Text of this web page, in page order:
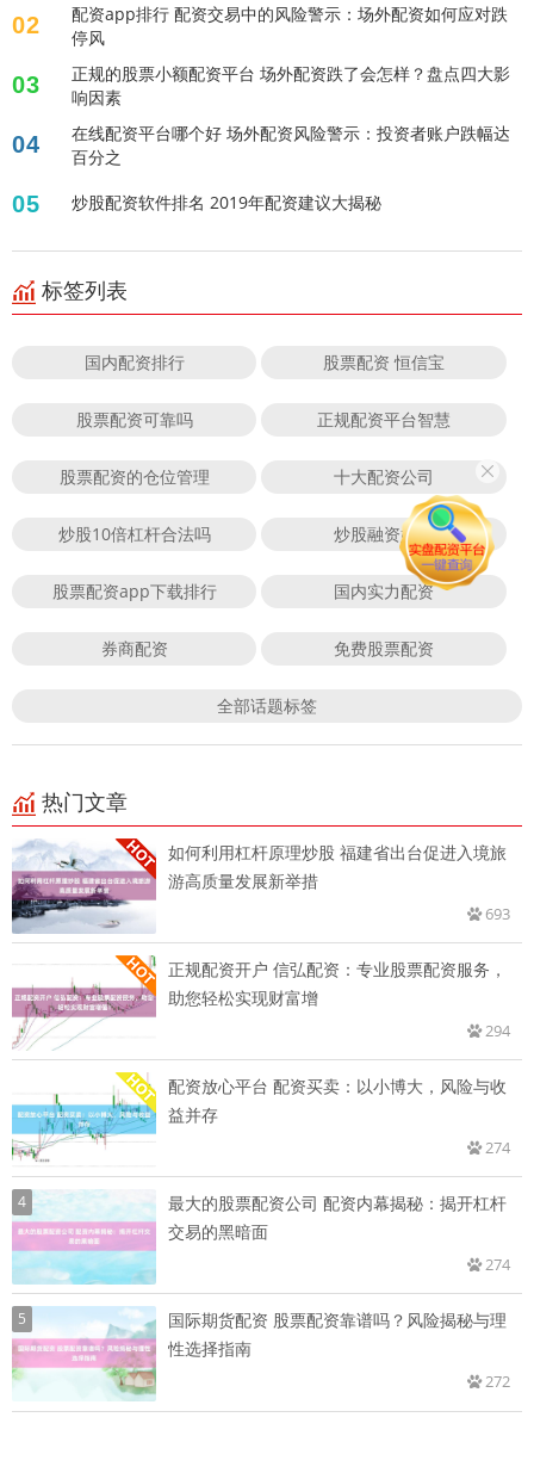
02
配资app排行 配资交易中的风险警示：场外配资如何应对跌
停风
03
正规的股票小额配资平台 场外配资跌了会怎样？盘点四大影
响因素
04
在线配资平台哪个好 场外配资风险警示：投资者账户跌幅达
百分之
05 炒股配资软件排名 2019年配资建议大揭秘
标签列表
国内配资排行 股票配资 恒信宝
股票配资可靠吗 正规配资平台智慧
股票配资的仓位管理 十大配资公司
炒股10倍杠杆合法吗 炒股融资好吗
股票配资app下载排行 国内实力配资
券商配资 免费股票配资
全部话题标签
热门文章
如何利用杠杆原理炒股 福建省出台促进入境旅
游高质量发展新举措
693
正规配资开户 信弘配资：专业股票配资服务，
助您轻松实现财富增
294
配资放心平台 配资买卖：以小博大，风险与收
益并存
274
4
最大的股票配资公司 配资内幕揭秘：揭开杠杆
交易的黑暗面
274
5
国际期货配资 股票配资靠谱吗？风险揭秘与理
性选择指南
272